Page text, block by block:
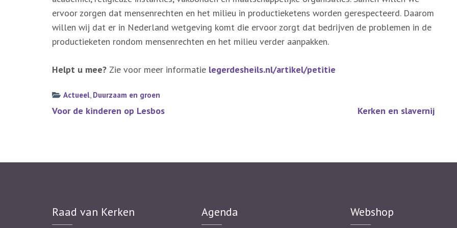
ervoor zorgen dat mensenrechten en het milieu in productieketens worden gerespecteerd. Daarom
willen wij dat er in Nederland wetgeving komt die ervoor zorgt dat bedrijven de problemen in de
productieketen rondom mensenrechten en het milieu verder aanpakken.
Helpt u mee? Zie voor meer informatie legerdesheils.nl/artikel/petitie
Actueel, Duurzaam en groen
Bericht
Voor de kinderen op Lesbos Kerken en slavernij
Raad van Kerken Agenda Webshop